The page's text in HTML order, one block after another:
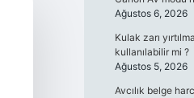
Ağustos 6, 2026
Kulak zarı
kullanılabilir mi ?
Ağustos 5, 2026
Avcılık belge